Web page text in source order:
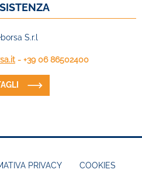
S.r.l
- +39 06 86502400
PRIVACY COOKIES